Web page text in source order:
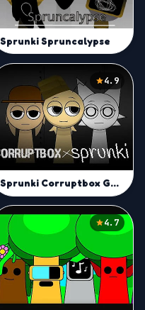
Sprunki Spruncalypse
4.9
Sprunki Corruptbox Goreless
4.7